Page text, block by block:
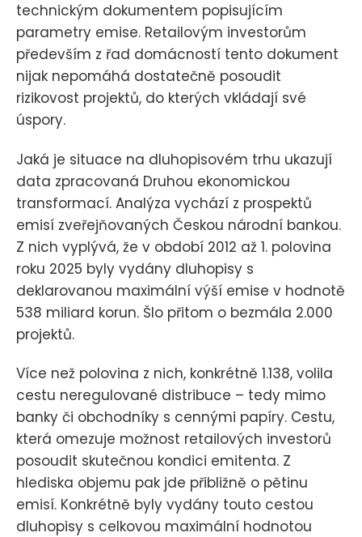
technickým dokumentem popisujícím
parametry emise. Retailovým investorům
především z řad domácností tento dokument
nijak nepomáhá dostatečně posoudit
rizikovost projektů, do kterých vkládají své
úspory.
Jaká je situace na dluhopisovém trhu ukazují
data zpracovaná Druhou ekonomickou
transformací. Analýza vychází z prospektů
emisí zveřejňovaných Českou národní bankou.
Z nich vyplývá, že v období 2012 až 1. polovina
roku 2025 byly vydány dluhopisy s
deklarovanou maximální výší emise v hodnotě
538 miliard korun. Šlo přitom o bezmála 2.000
projektů.
Více než polovina z nich, konkrétně 1.138, volila
cestu neregulované distribuce – tedy mimo
banky či obchodníky s cennými papíry. Cestu,
která omezuje možnost retailových investorů
posoudit skutečnou kondici emitenta. Z
hlediska objemu pak jde přibližně o pětinu
emisí. Konkrétně byly vydány touto cestou
dluhopisy s celkovou maximální hodnotou